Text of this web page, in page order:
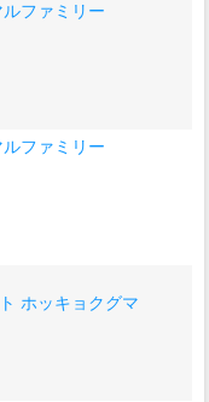
ファミリー
ファミリー
ホッキョクグマ